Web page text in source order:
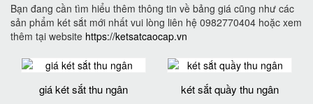
Bạn đang cần tìm hiểu thêm thông tin về bảng giá cũng như các
sản phẩm két sắt mới nhất vui lòng liên hệ 0982770404 hoặc xem
thêm tại website https://ketsatcaocap.vn
giá két sắt thu ngân két sắt quầy thu ngân